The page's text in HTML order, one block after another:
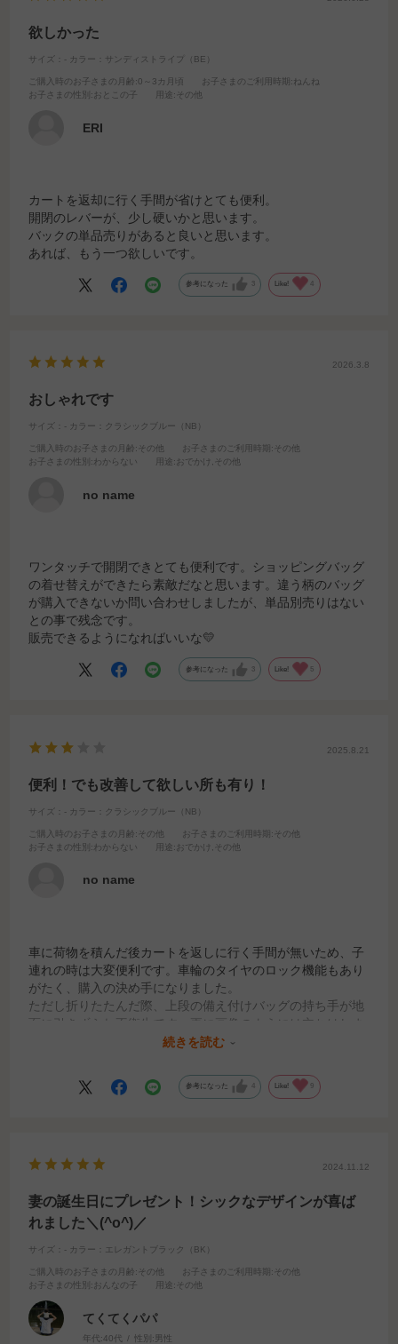
欲しかった
サイズ：- カラー：サンディストライプ（BE）
ご購入時のお子さまの月齢 :0～3カ月頃 お子さまのご利用時期 :ねんね
お子さまの性別 :おとこの子 用途 :その他
ERI
カートを返却に行く手間が省けとても便利。
開閉のレバーが、少し硬いかと思います。
バックの単品売りがあると良いと思います。
あれば、もう一つ欲しいです。
参考になった 3 Like!
2026.3.8
おしゃれです
サイズ：- カラー：クラシックブルー（NB）
ご購入時のお子さまの月齢 :その他 お子さまのご利用時期 :その他
お子さまの性別 :わからない 用途 :おでかけ,その他
no name
ワンタッチで開閉できとても便利です。ショッピングバッグ
の着せ替えができたら素敵だなと思います。違う柄のバッグ
が購入できないか問い合わせしましたが、単品別売りはない
との事で残念です。
販売できるようになればいいな💛
参考になった 3 Like! 5
2025.8.21
便利！でも改善して欲しい所も有り！
サイズ：- カラー：クラシックブルー（NB）
ご購入時のお子さまの月齢 :その他 お子さまのご利用時期 :その他
お子さまの性別 :わからない 用途 :おでかけ,その他
no name
車に荷物を積んだ後カートを返しに行く手間が無いため、子
連れの時は大変便利です。車輪のタイヤのロック機能もあり
がたく、購入の決め手になりました。
ただし折りたたんだ際、上段の備え付けバッグの持ち手が地
面に引きずられ不衛生です。更に画像のようには立ちはしま
すがかなり危うく、軽く手を添えておかないとないと前輪の
す。利き手でないと開けません。握力が弱い高齢の母には使
いづらいようです。
続きを読む
参考になった Like! 9
2024.11.12
妻の誕生日にプレゼント！シックなデザインが喜ば
れました＼(^o^)／
サイズ：- カラー：エレガントブラック（BK）
ご購入時のお子さまの月齢 :その他 お子さまのご利用時期 :その他
お子さまの性別 :おんなの子 用途 :その他
てくてくパパ
年代:40代 性別: 男性